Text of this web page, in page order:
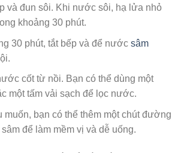
và đun sôi. Khi nước sôi, hạ lửa nhỏ
khoảng 30 phút.
30 phút, tắt bếp và để nước sâm
cốt từ nồi. Bạn có thể dùng một
một tấm vải sạch để lọc nước.
muốn, bạn có thể thêm một chút đường
để làm mềm vị và dễ uống.